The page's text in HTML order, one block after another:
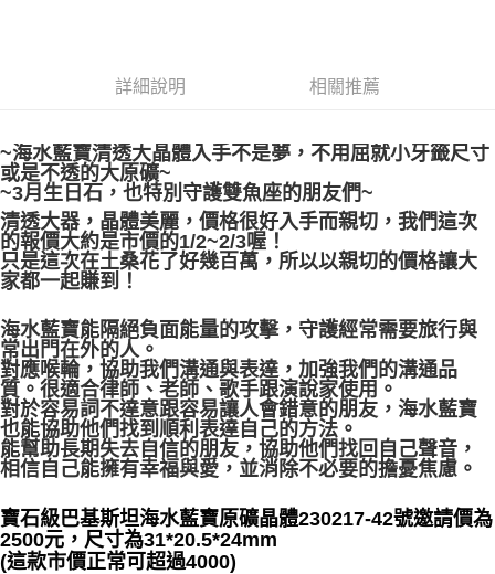
郵局幫你送（離島）
付款後門市自取
免運費
詳細說明 相關推薦
~海水藍寶清透大晶體入手不是夢，不用屈就小牙籤尺寸
或是不透的大原礦~
~3月生日石，也特別守護雙魚座的朋友們~
清透大器，晶體美麗，價格很好入手而親切，我們這次
的報價大約是市價的1/2~2/3喔！
只是這次在土桑花了好幾百萬，所以以親切的價格讓大
家都一起賺到！
海水藍寶能隔絕負面能量的攻擊，守護經常需要旅行與
常出門在外的人。
對應喉輪，協助我們溝通與表達，加強我們的溝通品
質。很適合律師、老師、歌手跟演說家使用。
對於容易詞不達意跟容易讓人會錯意的朋友，海水藍寶
也能協助他們找到順利表達自己的方法。
能幫助長期失去自信的朋友，協助他們找回自己聲音，
相信自己能擁有幸福與愛，並消除不必要的擔憂焦慮。
寶石級巴基斯坦海水藍寶原礦晶體230217-42號邀請價為
2500元，尺寸為31*20.5*24mm
(這款市價正常可超過4000)